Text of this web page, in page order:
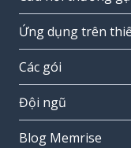
Ứng dụng trên
Các gói
Đội ngũ
Blog Memrise